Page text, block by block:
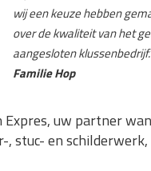
wij een keuze hebben
over de kwaliteit van het
aangesloten
Familie Hop
Expres, uw partner
stuc- en